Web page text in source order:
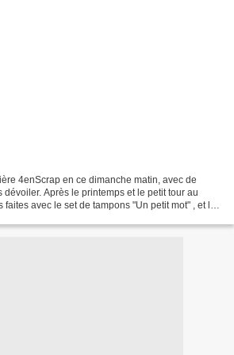
4enScrap en ce dimanche matin, avec de
Après le printemps et le petit tour au
avec le set de tampons "Un petit mot" , et les